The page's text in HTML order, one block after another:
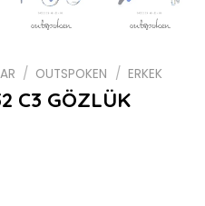
/ OUTSPOKEN / ERKEK
C3 GÖZLÜK